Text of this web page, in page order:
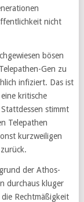
nicht
bösen
Gen zu
infiziert. Das ist
kritische
stimmt
Telepathen
kurzweiligen
der Athos-
durchaus kluger
Rechtmäßigkeit